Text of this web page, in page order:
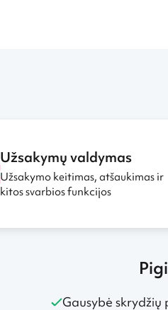
Užsakymų valdymas
Užsakymo keitimas, atšaukimas ir
kitos svarbios funkcijos
Gausybė skrydžių